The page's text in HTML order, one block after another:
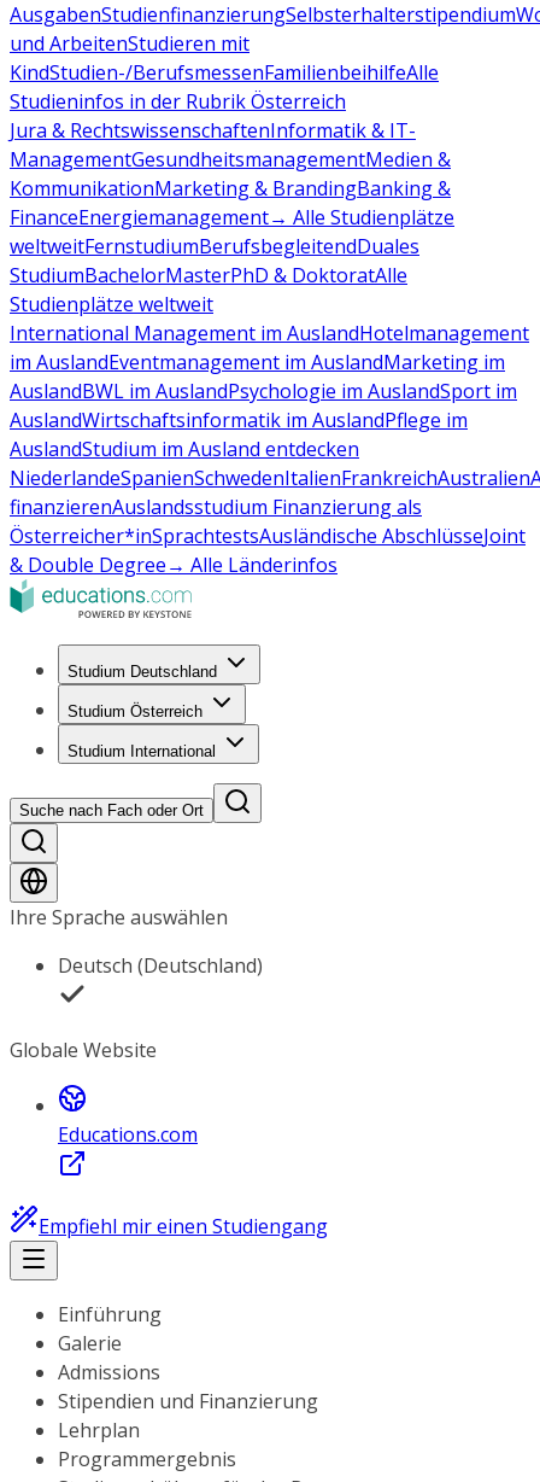
AusgabenStudienfinanzierungSelbsterhalterstipendium
und ArbeitenStudieren mit
KindStudien-/BerufsmessenFamilienbeihilfeAlle
Studieninfos in der Rubrik Österreich
Jura & RechtswissenschaftenInformatik & IT-
ManagementGesundheitsmanagementMedien &
KommunikationMarketing & BrandingBanking &
FinanceEnergiemanagement→ Alle Studienplätze
weltweitFernstudiumBerufsbegleitendDuales
StudiumBachelorMasterPhD & DoktoratAlle
Studienplätze weltweit
International Management im AuslandHotelmanagement
im AuslandEventmanagement im AuslandMarketing im
AuslandBWL im AuslandPsychologie im AuslandSport im
AuslandWirtschaftsinformatik im AuslandPflege im
AuslandStudium im Ausland entdecken
NiederlandeSpanienSchwedenItalienFrankreichAustralien
finanzierenAuslandsstudium Finanzierung als
Österreicher*inSprachtestsAusländische AbschlüsseJoint
& Double Degree→ Alle Länderinfos
Studium Deutschland
Studium Österreich
Studium International
Suche nach Fach oder Ort
Ihre Sprache auswählen
Deutsch (Deutschland)
Globale Website
Educations.com
Empfiehl mir einen Studiengang
Einführung
Galerie
Admissions
Stipendien und Finanzierung
Lehrplan
Programmergebnis